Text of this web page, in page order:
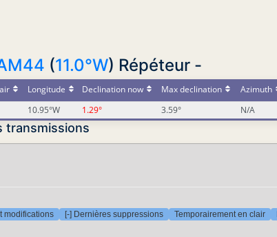
(11.0°W) Répéteur -
Longitude Declination now Max declination Azimuth
10.95°W 1.29° 3.59° N/A
transmissions
modifications [-] Dernières suppressions Temporairement en clair